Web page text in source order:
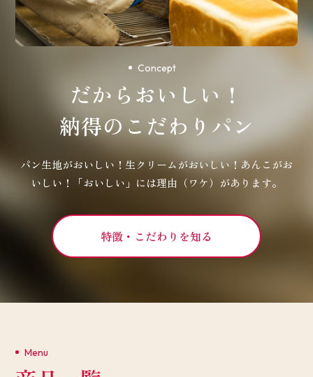
Concept
だからおいしい！
納得のこだわりパン
パン生地がおいしい！生クリームがおいしい！あんこがお
いしい！
「おいしい」には理由（ワケ）があります。
特徴・こだわりを知る
Menu